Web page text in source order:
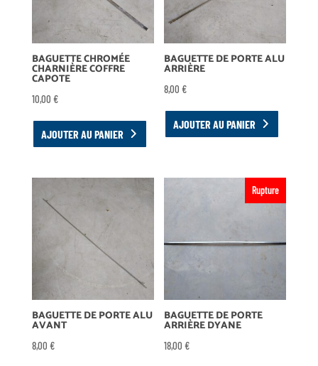
BAGUETTE CHROMÉE
CHARNIÈRE COFFRE
CAPOTE
10,00 €
AJOUTER AU PANIER
BAGUETTE DE PORTE ALU
ARRIÈRE
8,00€
AJOUTER AU PANIER
BAGUETTE DE PORTE ALU
AVANT
8,00 €
Rupture
BAGUETTE DE PORTE
ARRIÈRE DYANE
18,00€